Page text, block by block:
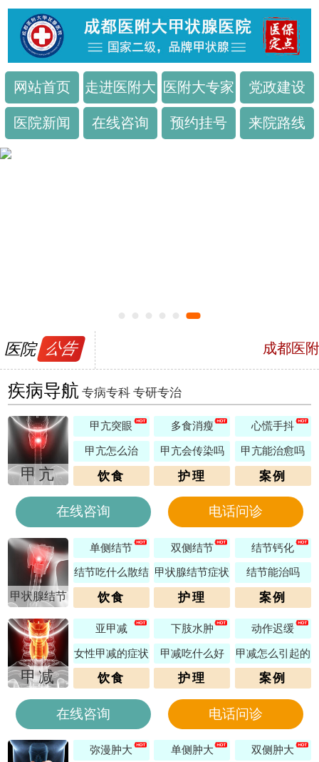
网站首页 走进医附大 医附大专家 党政建设
医院新闻 在线咨询 预约挂号 来院路线
医院 公告
成都医
号，预
疾病导航 专病专科 专研专治
甲亢
甲亢突眼 多食消瘦 心慌手抖
甲亢怎么治 甲亢会传染吗 甲亢能治愈吗
饮食 护理 案例
在线咨询 电话问诊
甲状腺结节
单侧结节 双侧结节 结节钙化
结节吃什么散结 甲状腺结节症状 结节能治吗
饮食 护理 案例
甲减
亚甲减 下肢水肿 动作迟缓
女性甲减的症状 甲减吃什么好 甲减怎么引起的
饮食 护理 案例
在线咨询 电话问诊
弥漫肿大 单侧肿大 双侧肿大